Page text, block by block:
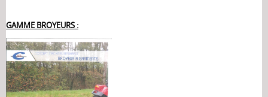
GAMME BROYEURS :